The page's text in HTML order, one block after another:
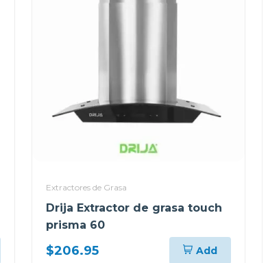
Extractores de Grasa
Drija Extractor de grasa touch
prisma 60
$206.95 Add